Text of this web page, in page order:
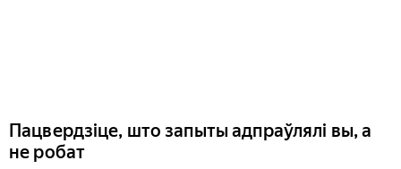
Пацвердзіце, што запыты адпраўлялі вы, а
не робат